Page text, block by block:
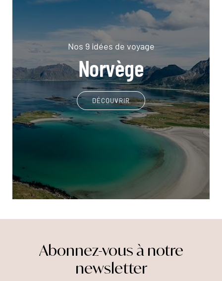
Nos 9 idées de voyage
Norvège
DÉCOUVRIR
Abonnez-vous à notre
newsletter